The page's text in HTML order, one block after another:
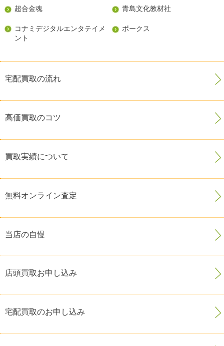
超合金魂 青島文化教材社
コナミデジタルエンタテイメ
ント
ボークス
宅配買取の流れ
高価買取のコツ
買取実績について
無料オンライン査定
当店の自慢
店頭買取お申し込み
宅配買取のお申し込み